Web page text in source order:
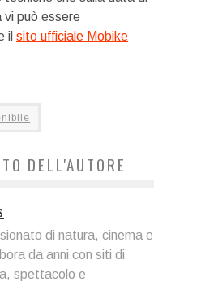
vi può essere
il sito ufficiale Mobike
DELL'AUTORE
di natura, cinema e
da anni con siti di
spettacolo e